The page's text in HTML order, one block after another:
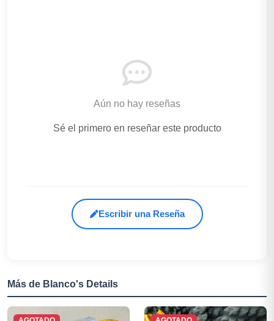
Aún no hay reseñas
Sé el primero en reseñar este producto
Escribir una Reseña
Más de Blanco's Details